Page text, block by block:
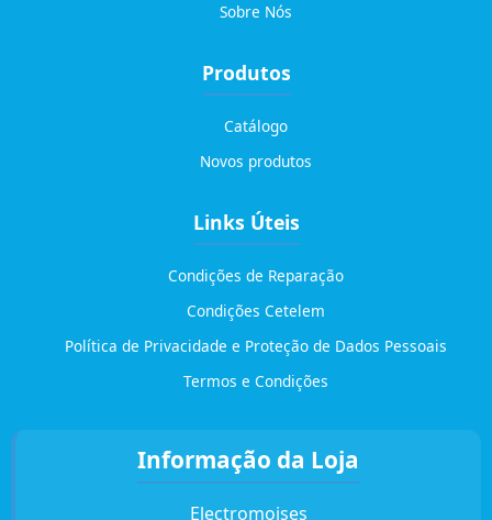
Sobre Nós
Produtos
Catálogo
Novos produtos
Links Úteis
Condições de Reparação
Condições Cetelem
Política de Privacidade e Proteção de Dados Pessoais
Termos e Condições
Informação da Loja
Electromoises